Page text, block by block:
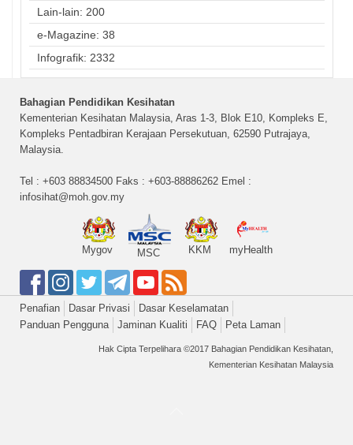
Lain-lain: 200
e-Magazine: 38
Infografik: 2332
Bahagian Pendidikan Kesihatan
Kementerian Kesihatan Malaysia, Aras 1-3, Blok E10, Kompleks E,
Kompleks Pentadbiran Kerajaan Persekutuan, 62590 Putrajaya,
Malaysia.
Tel : +603 88834500 Faks : +603-88886262 Emel :
infosihat@moh.gov.my
Mygov MSC KKM myHealth
Penafian Dasar Privasi
Dasar Keselamatan
Panduan Pengguna
Jaminan Kualiti FAQ Peta Laman
Hak Cipta Terpelihara ©2017 Bahagian Pendidikan Kesihatan,
Kementerian Kesihatan Malaysia